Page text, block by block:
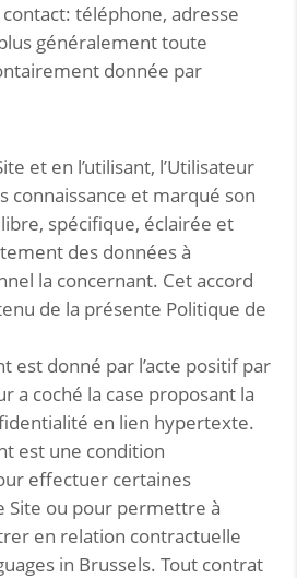
téléphone, adresse
généralement toute
donnée par
et en l’utilisant, l’Utilisateur
connaissance et marqué son
spécifique, éclairée et
des données à
la concernant. Cet accord
de la présente Politique de
est donné par l’acte positif par
a coché la case proposant la
en lien hypertexte.
est une condition
effectuer certaines
Site ou pour permettre à
en relation contractuelle
in Brussels. Tout contrat